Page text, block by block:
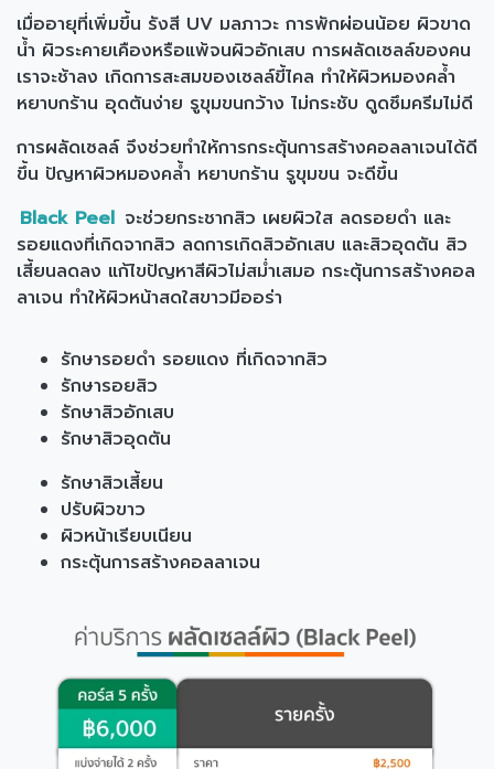
เมื่ออายุที่เพิ่มขึ้น รังสี UV มลภาวะ การพักผ่อนน้อย ผิวขาด
น้ำ ผิวระคายเคืองหรือแพ้จนผิวอักเสบ การผลัดเซลล์ของคน
เราจะช้าลง เกิดการสะสมของเซลล์ขี้ไคล ทำให้ผิวหมองคล้ำ
หยาบกร้าน อุดตันง่าย รูขุมขนกว้าง ไม่กระชับ ดูดซึมครีมไม่ดี
การผลัดเซลล์ จึงช่วยทำให้การกระตุ้นการสร้างคอลลาเจนได้ดี
ขึ้น ปัญหาผิวหมองคล้ำ หยาบกร้าน รูขุมขน จะดีขึ้น
Black Peel จะช่วยกระชากสิว เผยผิวใส ลดรอยดำ และ
รอยแดงที่เกิดจากสิว ลดการเกิดสิวอักเสบ และสิวอุดตัน สิว
เสี้ยนลดลง แก้ไขปัญหาสีผิวไม่สม่ำเสมอ กระตุ้นการสร้างคอล
ลาเจน ทำให้ผิวหน้าสดใสขาวมีออร่า
รักษารอยดำ รอยแดง ที่เกิดจากสิว
รักษารอยสิว
รักษาสิวอักเสบ
รักษาสิวอุดตัน
รักษาสิวเสี้ยน
ปรับผิวขาว
ผิวหน้าเรียบเนียน
กระตุ้นการสร้างคอลลาเจน